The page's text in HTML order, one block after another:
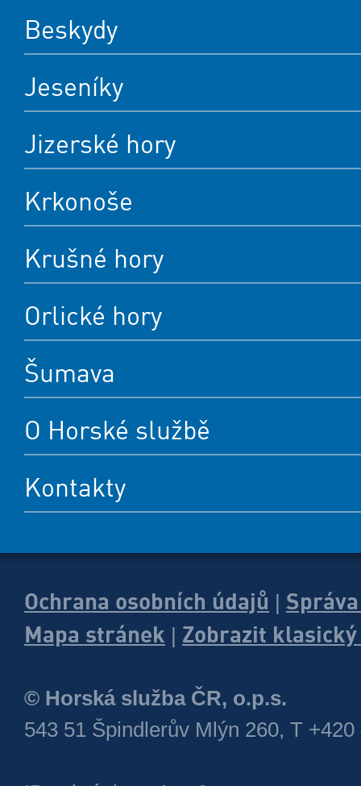
Beskydy
Jeseníky
Jizerské hory
Krkonoše
Krušné hory
Orlické hory
Šumava
O Horské službě
Kontakty
Ochrana osobních údajů
Mapa stránek
Zobrazit
© Horská služba ČR, o.p.s.
543 51 Špindlerův Mlýn 260, T +420